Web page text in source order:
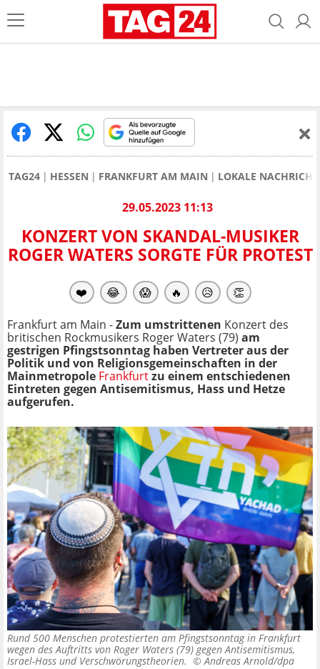
TAG24 HESSEN FRANKFURT AM MAIN LOKALE
29.05.2023 11:13
KONZERT VON SKANDAL-MUSIKER
ROGER WATERS SORGTE FÜR PROTEST
❤️ 😂 😱 🔥 😥 👏
Frankfurt am Main -Zum umstrittenen Konzert des
britischen Rockmusikers Roger Waters (79) am
gestrigen Pfingstsonntag haben Vertreter aus der
Politik und von Religionsgemeinschaften in der
Mainmetropole Frankfurtzu einem entschiedenen
Eintreten gegen Antisemitismus, Hass und Hetze
aufgerufen.
Rund 500 Menschen protestierten am Pfingstsonntag in Frankfurt
wegen des Auftritts von Roger Waters (79) gegen Antisemitismus,
Israel-Hass und Verschwörungstheorien. ©Andreas Arnold/dpa